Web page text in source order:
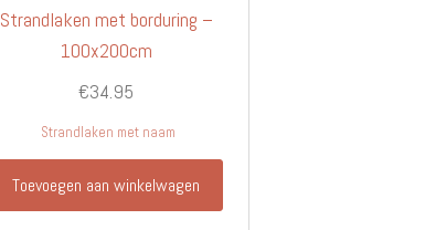
Strandlaken met borduring –
100x200cm
€34.95
Strandlaken met naam
Toevoegen aan winkelwagen